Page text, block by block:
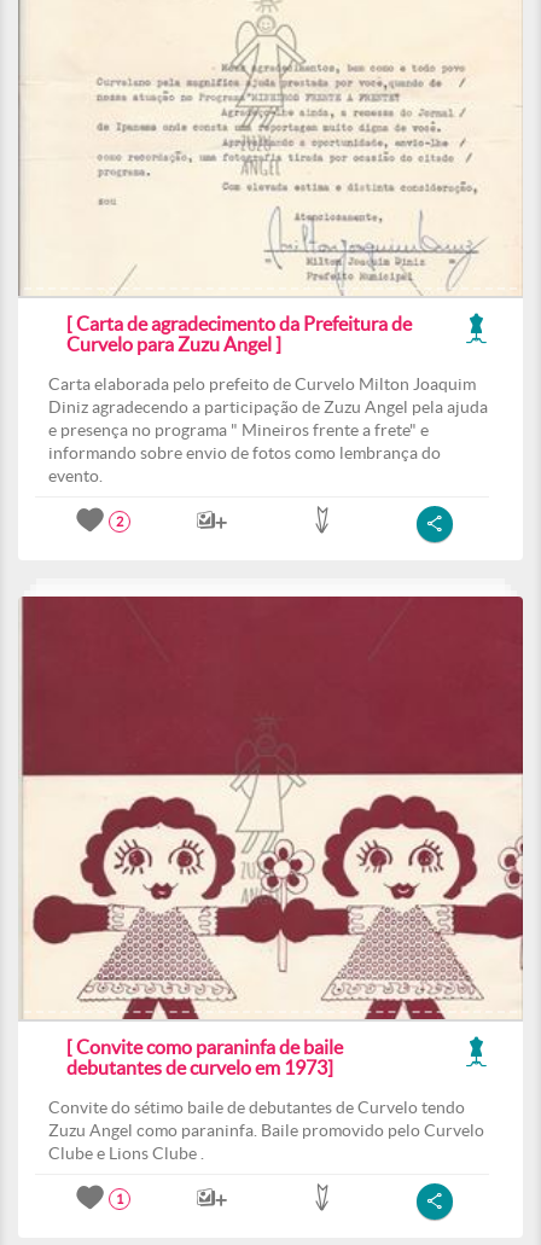
[ Carta de agradecimento da Prefeitura de
Curvelo para Zuzu Angel ]
Carta elaborada pelo prefeito de Curvelo Milton Joaquim
Diniz agradecendo a participação de Zuzu Angel pela ajuda
e presença no programa " Mineiros frente a frete" e
informando sobre envio de fotos como lembrança do
evento.
2
[ Convite como paraninfa de baile
debutantes de curvelo em 1973]
Convite do sétimo baile de debutantes de Curvelo tendo
Zuzu Angel como paraninfa. Baile promovido pelo Curvelo
Clube e Lions Clube .
1